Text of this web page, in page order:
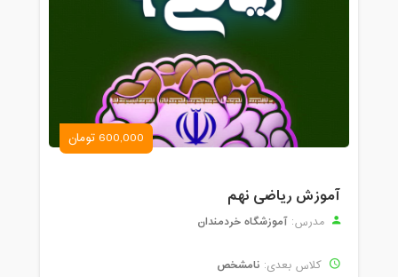
600,000 تومان
آموزش ریاضی نهم
مدرس: آموزشگاه خردمندان
کلاس بعدی: نامشخص